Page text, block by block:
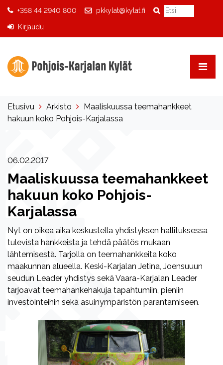
+358 44 2940 800 pkkylat@kylat.fi
Kirjaudu
Etusivu Arkisto
Maaliskuussa teemahankkeet
hakuun koko Pohjois-Karjalassa
06.02.2017
Maaliskuussa teemahankkeet
hakuun koko Pohjois-
Karjalassa
Nyt on oikea aika keskustella yhdistyksen hallituksessa
tulevista hankkeista ja tehdä päätös mukaan
lähtemisestä. Tarjolla on teemahankkeita koko
maakunnan alueella. Keski-Karjalan Jetina, Joensuuun
seudun Leader yhdistys sekä Vaara-Karjalan Leader
tarjoavat teemahankehakuja tapahtumiin, pieniin
investointeihin sekä asuinympäristön parantamiseen.